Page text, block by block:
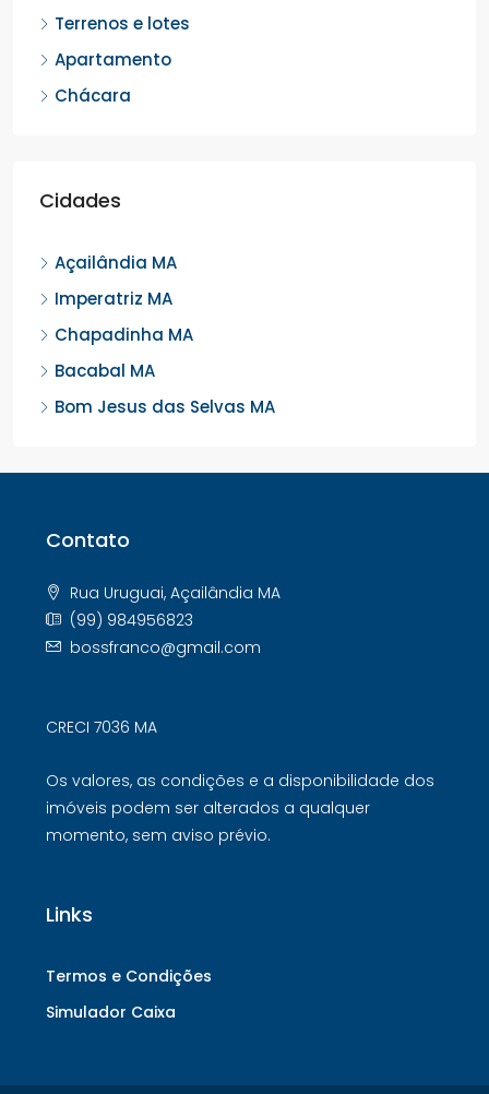
Terrenos e lotes
Apartamento
Chácara
Cidades
Açailândia MA
Imperatriz MA
Chapadinha MA
Bacabal MA
Bom Jesus das Selvas MA
Contato
Rua Uruguai, Açailândia MA
(99) 984956823
bossfranco@gmail.com
CRECI 7036 MA
Os valores, as condições e a disponibilidade dos
imóveis podem ser alterados a qualquer
momento, sem aviso prévio.
Links
Termos e Condições
Simulador Caixa